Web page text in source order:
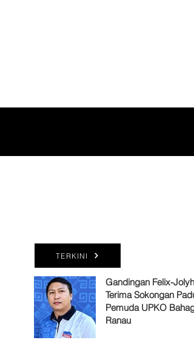
TERKINI
Gandingan Felix-
Terima Sokongan
Pemuda UPKO
Ranau